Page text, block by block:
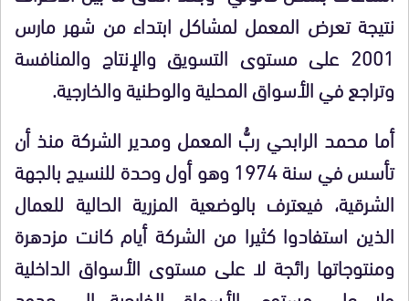
نتيجة تعرض المعمل لمشاكل ابتداء من شهر مارس
2001 على مستوى التسويق والإنتاج والمنافسة
وتراجع في الأسواق المحلية والوطنية والخارجية.
أما محمد الرابحي ربُّ المعمل ومدير الشركة منذ أن
تأسس في سنة 1974 وهو أول وحدة للنسيج بالجهة
الشرقية، فيعترف بالوضعية المزرية الحالية للعمال
الذين استفادوا كثيرا من الشركة أيام كانت مزدهرة
ومنتوجاتها رائجة لا على مستوى الأسواق الداخلية